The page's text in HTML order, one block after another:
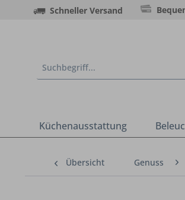
Schneller Versand
Küchenausstattung
Übersicht Genuss